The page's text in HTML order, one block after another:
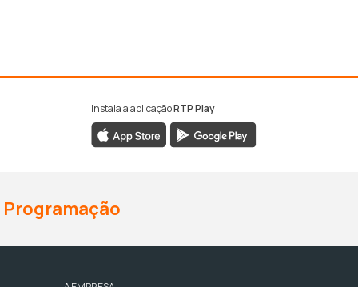
Instala a aplicaçãoRTP Play
Programação